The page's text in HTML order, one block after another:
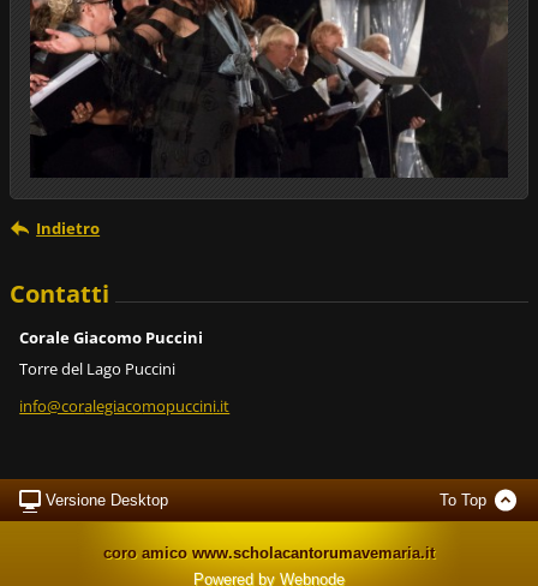
Indietro
Contatti
Corale Giacomo Puccini
Torre del Lago Puccini
info@coralegiacomopuccini.it
Versione Desktop To Top
coro amico www.scholacantorumavemaria.it
Powered by Webnode